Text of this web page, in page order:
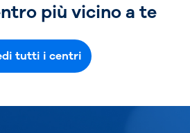
più vicino a te
tutti i centri